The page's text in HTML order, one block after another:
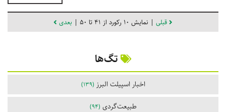
قبلی | نمایش 10 رکورد از 41 تا 50 | بعدی
تگ‌ها
اخبار اسپیلت البرز (139)
طبیعت‌گردی (94)